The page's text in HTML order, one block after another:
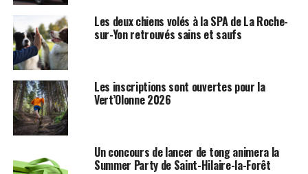
Les deux chiens volés à la SPA de La Roche-
sur-Yon retrouvés sains et saufs
Les inscriptions sont ouvertes pour la
Vert’Olonne 2026
Un concours de lancer de tong animera la
Summer Party de Saint-Hilaire-la-Forêt